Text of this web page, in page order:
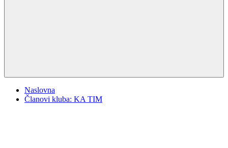
Naslovna
Članovi kluba: KA TIM